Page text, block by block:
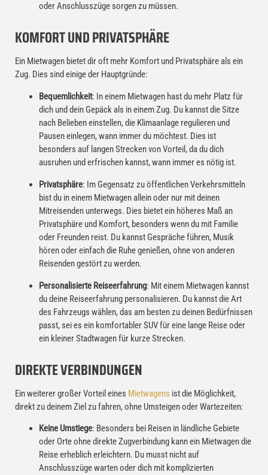
oder Anschlusszüge sorgen zu müssen.
KOMFORT UND PRIVATSPHÄRE
Ein Mietwagen bietet dir oft mehr Komfort und Privatsphäre als ein
Zug. Dies sind einige der Hauptgründe:
Bequemlichkeit: In einem Mietwagen hast du mehr Platz für
dich und dein Gepäck als in einem Zug. Du kannst die Sitze
nach Belieben einstellen, die Klimaanlage regulieren und
Pausen einlegen, wann immer du möchtest. Dies ist
besonders auf langen Strecken von Vorteil, da du dich
ausruhen und erfrischen kannst, wann immer es nötig ist.
Privatsphäre: Im Gegensatz zu öffentlichen Verkehrsmitteln
bist du in einem Mietwagen allein oder nur mit deinen
Mitreisenden unterwegs. Dies bietet ein höheres Maß an
Privatsphäre und Komfort, besonders wenn du mit Familie
oder Freunden reist. Du kannst Gespräche führen, Musik
hören oder einfach die Ruhe genießen, ohne von anderen
Reisenden gestört zu werden.
Personalisierte Reiseerfahrung: Mit einem Mietwagen kannst
du deine Reiseerfahrung personalisieren. Du kannst die Art
des Fahrzeugs wählen, das am besten zu deinen Bedürfnissen
passt, sei es ein komfortabler SUV für eine lange Reise oder
ein kleiner Stadtwagen für kurze Strecken.
DIREKTE VERBINDUNGEN
Ein weiterer großer Vorteil eines Mietwagens ist die Möglichkeit,
direkt zu deinem Ziel zu fahren, ohne Umsteigen oder Wartezeiten:
Keine Umstiege: Besonders bei Reisen in ländliche Gebiete
oder Orte ohne direkte Zugverbindung kann ein Mietwagen die
Reise erheblich erleichtern. Du musst nicht auf
Anschlusszüge warten oder dich mit komplizierten